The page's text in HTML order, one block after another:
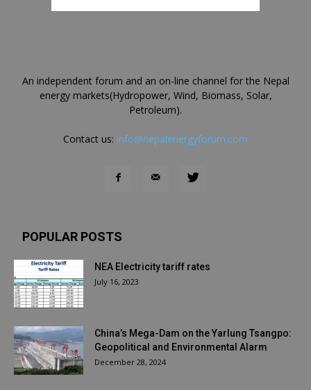
An independent forum and an on-line channel for the Nepal
energy markets(Hydropower, Wind, Biomass, Solar,
Petroleum).
Contact us: info@nepalenergyforum.com
POPULAR POSTS
NEA Electricity tariff rates
July 16, 2023
China’s Mega-Dam on the Yarlung Tsangpo:
Geopolitical and Environmental Alarm
December 28, 2024